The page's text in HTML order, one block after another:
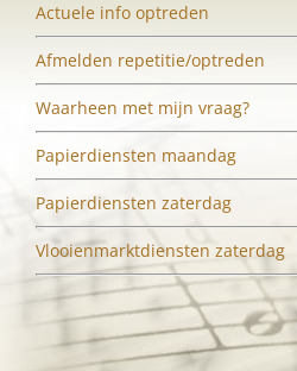
Actuele info optreden
Afmelden repetitie/optreden
Waarheen met mijn vraag?
Papierdiensten maandag
Papierdiensten zaterdag
Vlooienmarktdiensten zaterdag